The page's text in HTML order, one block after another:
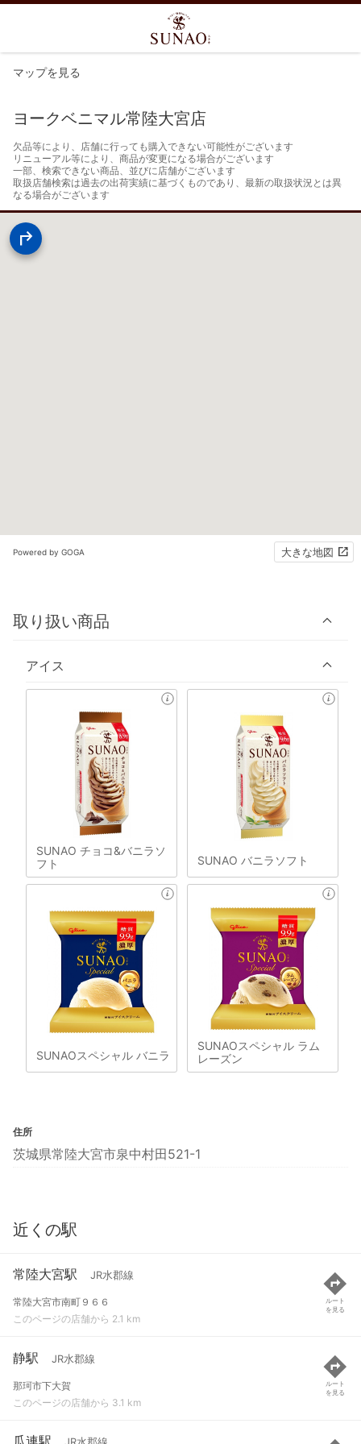
マップを見る
ヨークベニマル常陸大宮店
欠品等により、店舗に行っても購入できない可能性がございます
リニューアル等により、商品が変更になる場合がございます
一部、検索できない商品、並びに店舗がございます
取扱店舗検索は過去の出荷実績に基づくものであり、最新の取扱状況とは異
なる場合がございます
Powered by GOGA 大きな地図
取り扱い商品
アイス
SUNAO チョコ&バニラソ
フト
SUNAO バニラソフト
SUNAOスペシャル バニラ
SUNAOスペシャル ラム
レーズン
住所
茨城県常陸大宮市泉中村田521-1
近くの駅
常陸大宮駅 JR水郡線
常陸大宮市南町９６６
このページの店舗から 2.1 km
ルート
を見る
静駅 JR水郡線
那珂市下大賀
このページの店舗から 3.1 km
ルート
を見る
瓜連駅